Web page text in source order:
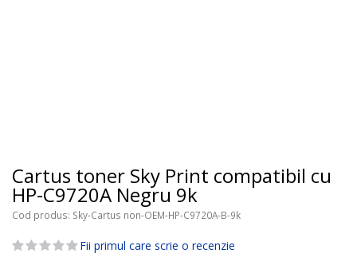
Cartus toner Sky Print compatibil cu
HP-C9720A Negru 9k
Cod produs Sky-Cartus non-OEM-HP-C9720A-B-9k
Fii primul care scrie o recenzie